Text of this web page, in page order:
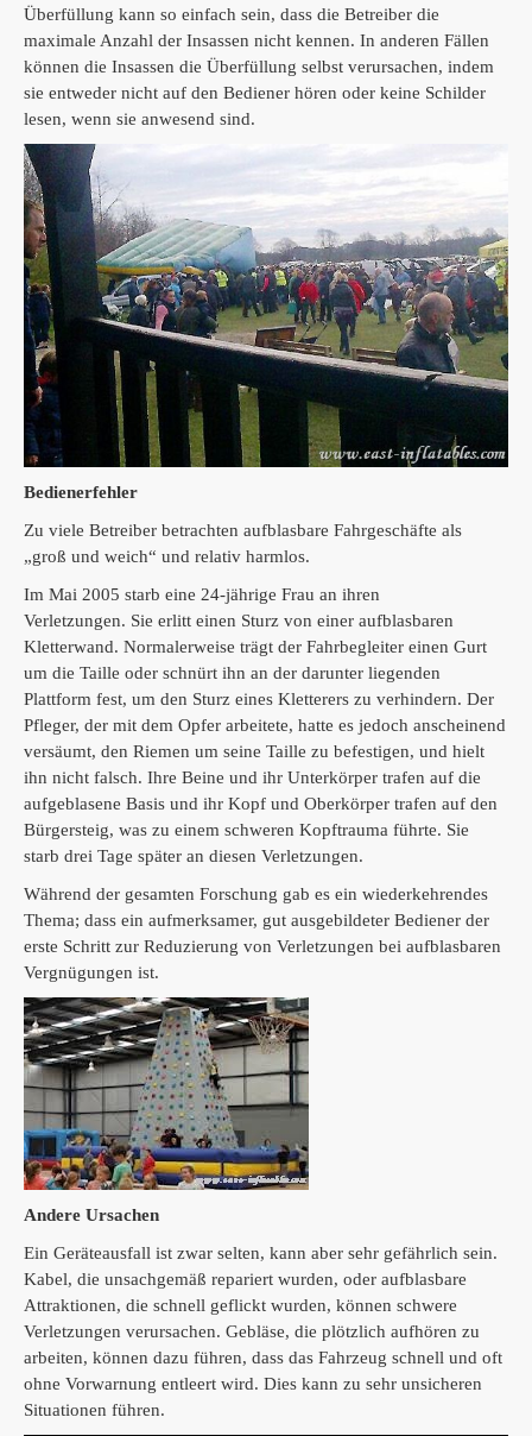
Überfüllung kann so einfach sein, dass die Betreiber die
maximale Anzahl der Insassen nicht kennen. In anderen Fällen
können die Insassen die Überfüllung selbst verursachen, indem
sie entweder nicht auf den Bediener hören oder keine Schilder
lesen, wenn sie anwesend sind.
Bedienerfehler
Zu viele Betreiber betrachten aufblasbare Fahrgeschäfte als
„groß und weich“ und relativ harmlos.
Im Mai 2005 starb eine 24-jährige Frau an ihren
Verletzungen. Sie erlitt einen Sturz von einer aufblasbaren
Kletterwand. Normalerweise trägt der Fahrbegleiter einen Gurt
um die Taille oder schnürt ihn an der darunter liegenden
Plattform fest, um den Sturz eines Kletterers zu verhindern. Der
Pfleger, der mit dem Opfer arbeitete, hatte es jedoch anscheinend
versäumt, den Riemen um seine Taille zu befestigen, und hielt
ihn nicht falsch. Ihre Beine und ihr Unterkörper trafen auf die
aufgeblasene Basis und ihr Kopf und Oberkörper trafen auf den
Bürgersteig, was zu einem schweren Kopftrauma führte. Sie
starb drei Tage später an diesen Verletzungen.
Während der gesamten Forschung gab es ein wiederkehrendes
Thema; dass ein aufmerksamer, gut ausgebildeter Bediener der
erste Schritt zur Reduzierung von Verletzungen bei aufblasbaren
Vergnügungen ist.
Andere Ursachen
Ein Geräteausfall ist zwar selten, kann aber sehr gefährlich sein.
Kabel, die unsachgemäß repariert wurden, oder aufblasbare
Attraktionen, die schnell geflickt wurden, können schwere
Verletzungen verursachen. Gebläse, die plötzlich aufhören zu
arbeiten, können dazu führen, dass das Fahrzeug schnell und oft
ohne Vorwarnung entleert wird. Dies kann zu sehr unsicheren
Situationen führen.